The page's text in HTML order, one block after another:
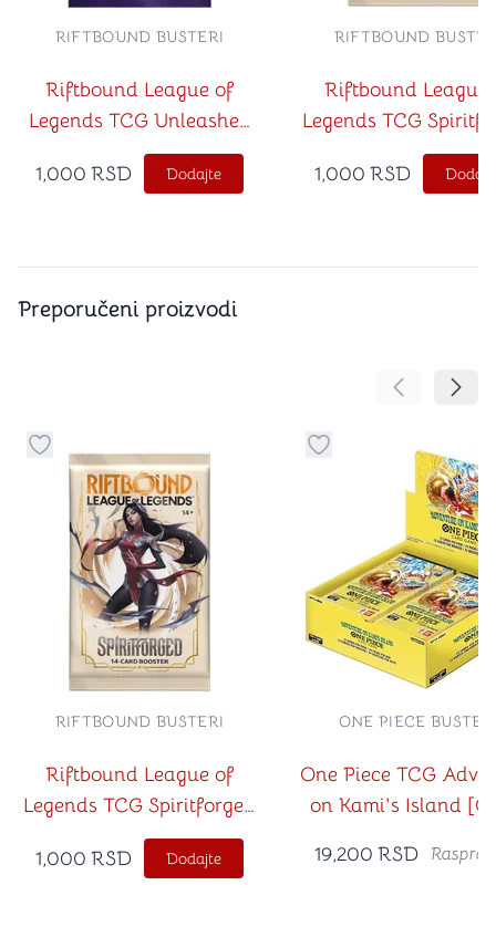
Riftbound League of
Legends TCG Unleashed
Booster
RIFTBOUND BUSTERI
1,000 RSD Dodajte
Riftbound League
Legends TCG
Booster
RIFTBOUND
1,000 RSD
Preporučeni proizvodi
Pomeranje
Dugme za dodavanje stvari u kategoriju omiljeno
Riftbound League of
Legends TCG Spiritforged
Booster
RIFTBOUND BUSTERI
1,000 RSD Dodajte
Dugme za dodavanje
One Piece TCG
on Kami's Island
ONE PIECE
19,200 RSD